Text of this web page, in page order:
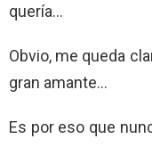
quería…
Obvio, me queda
gran amante…
Es por eso que